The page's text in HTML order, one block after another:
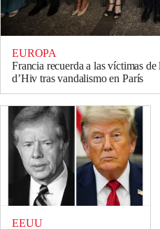
EUROPA
Francia recuerda a las víctimas
d’Hiv tras vandalismo en París
EEUU